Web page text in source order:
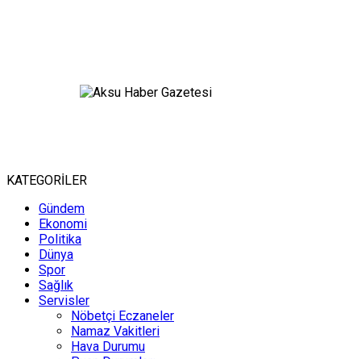
KATEGORİLER
Gündem
Ekonomi
Politika
Dünya
Spor
Sağlık
Servisler
Nöbetçi Eczaneler
Namaz Vakitleri
Hava Durumu